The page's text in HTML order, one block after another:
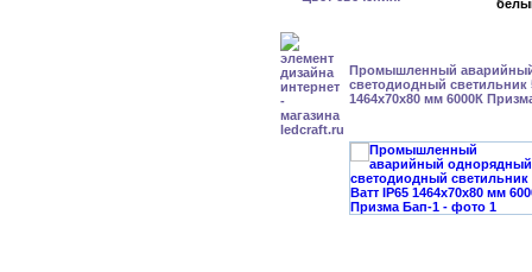
Промышленный
светодиодный светильник
1464x70x80 мм 6000К